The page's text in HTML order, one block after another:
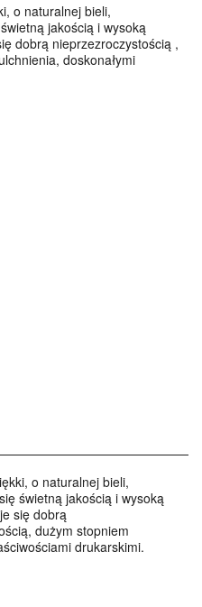
o naturalnej bieli,
jakością i wysoką
dobrą nieprzezroczystością ,
doskonałymi
o naturalnej bieli,
świetną jakością i wysoką
się dobrą
dużym stopniem
drukarskimi.